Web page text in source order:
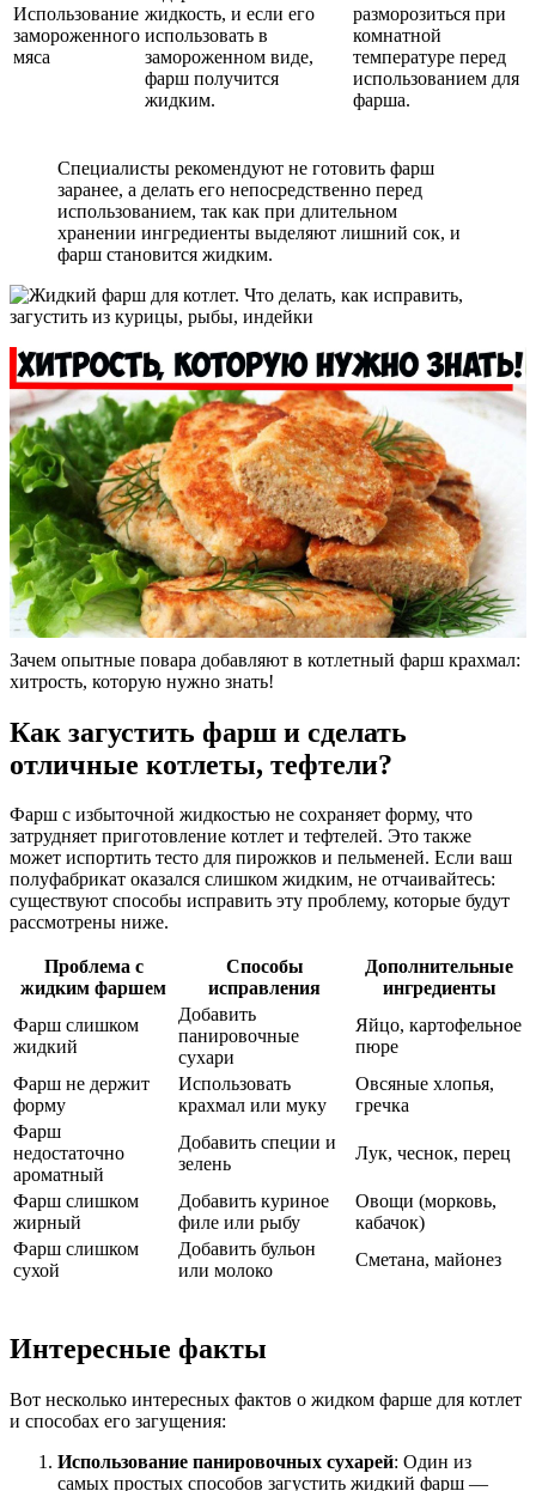
Использование
замороженного
мяса
жидкость, и если его
использовать в
замороженном виде,
фарш получится
жидким.
разморозиться при
комнатной
температуре перед
использованием для
фарша.
Специалисты рекомендуют не готовить фарш
заранее, а делать его непосредственно перед
использованием, так как при длительном
хранении ингредиенты выделяют лишний сок, и
фарш становится жидким.
Зачем опытные повара добавляют в котлетный фарш крахмал:
хитрость, которую нужно знать!
Как загустить фарш и сделать
отличные котлеты, тефтели?
Фарш с избыточной жидкостью не сохраняет форму, что
затрудняет приготовление котлет и тефтелей. Это также
может испортить тесто для пирожков и пельменей. Если ваш
полуфабрикат оказался слишком жидким, не отчаивайтесь:
существуют способы исправить эту проблему, которые будут
рассмотрены ниже.
Проблема с
жидким фаршем
Способы
исправления
Дополнительные
ингредиенты
Фарш слишком
жидкий
Добавить
панировочные
сухари
Яйцо, картофельное
пюре
Фарш не держит
форму
Использовать
крахмал или муку
Овсяные хлопья,
гречка
Фарш
недостаточно
ароматный
Добавить специи и
зелень
Лук, чеснок, перец
Фарш слишком
жирный
Добавить куриное
филе или рыбу
Овощи (морковь,
кабачок)
Фарш слишком
сухой
Добавить бульон
или молоко
Сметана, майонез
Интересные факты
Вот несколько интересных фактов о жидком фарше для котлет
и способах его загущения:
Использование панировочных сухарей: Один из
самых простых способов загустить жидкий фарш —